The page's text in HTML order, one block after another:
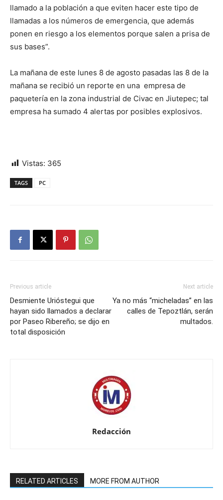
llamado a la población a que eviten hacer este tipo de
llamadas a los números de emergencia, que además
ponen en riesgo a los elementos porque salen a prisa de
sus bases”.
La mañana de este lunes 8 de agosto pasadas las 8 de la
mañana se recibió un reporte en una empresa de
paquetería en la zona industrial de Civac en Jiutepec; tal
empresa ha sumado 4 alertas por posibles explosivos.
Vistas: 365
TAGS PC
Previous article
Desmiente Urióstegui que
hayan sido llamados a declarar
por Paseo Ribereño; se dijo en
total disposición
Next article
Ya no más “micheladas” en las
calles de Tepoztlán, serán
multados.
Redacción
RELATED ARTICLES MORE FROM AUTHOR